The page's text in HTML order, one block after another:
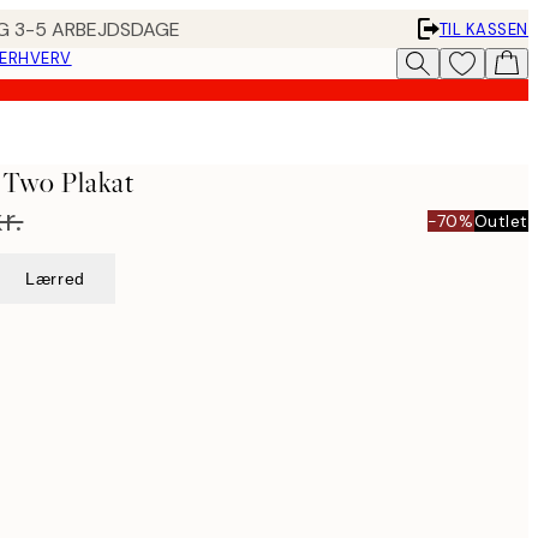
3-5 ARBEJDSDAGE
TIL KASSEN
Plakat
-70%Outlet
Lærred